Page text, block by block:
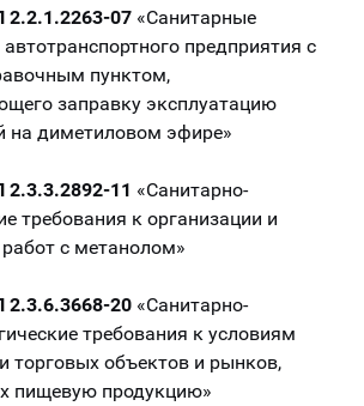
2.2.1.2263-07 «Санитарные
предприятия с
пунктом,
заправку эксплуатацию
на диметиловом эфире»
2.3.3.2892-11 «Санитарно-
требования к организации и
с метанолом»
2.3.6.3668-20 «Санитарно-
требования к условиям
торговых объектов и рынков,
пищевую продукцию»